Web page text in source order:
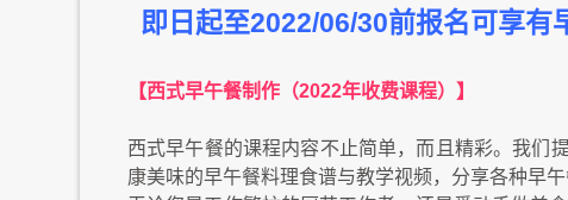
即日起至2022/06/30前报名可享有
【西式早午餐制作（2022年收费课程）】
西式早午餐的课程内容不止简单，而且精彩。我们
康美味的早午餐料理食谱与教学视频，分享各种早